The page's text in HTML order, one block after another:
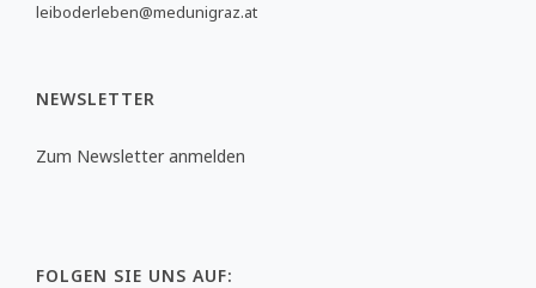
leiboderleben@medunigraz.at
NEWSLETTER
Zum Newsletter anmelden
FOLGEN SIE UNS AUF: